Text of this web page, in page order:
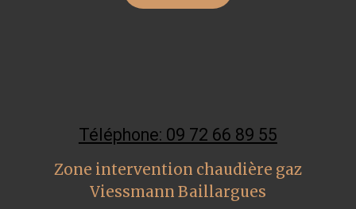
Téléphone: 09 72 66 89 55
Zone intervention chaudière gaz
Viessmann Baillargues